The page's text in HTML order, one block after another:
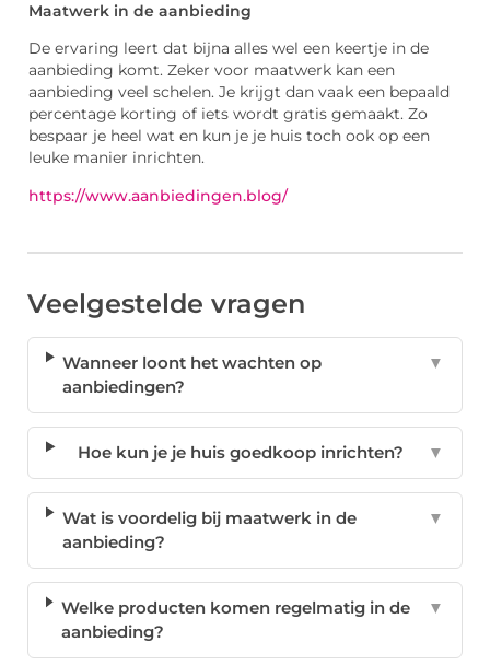
Maatwerk in de aanbieding
De ervaring leert dat bijna alles wel een keertje in de
aanbieding komt. Zeker voor maatwerk kan een
aanbieding veel schelen. Je krijgt dan vaak een bepaald
percentage korting of iets wordt gratis gemaakt. Zo
bespaar je heel wat en kun je je huis toch ook op een
leuke manier inrichten.
https://www.aanbiedingen.blog/
Veelgestelde vragen
Wanneer loont het wachten op
aanbiedingen?
▼
Hoe kun je je huis goedkoop inrichten? ▼
Wat is voordelig bij maatwerk in de
aanbieding?
▼
Welke producten komen regelmatig in de
aanbieding?
▼